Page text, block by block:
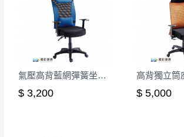
氣壓高背藍網彈簧坐墊辦公椅
$ 3,200 $ 5,000